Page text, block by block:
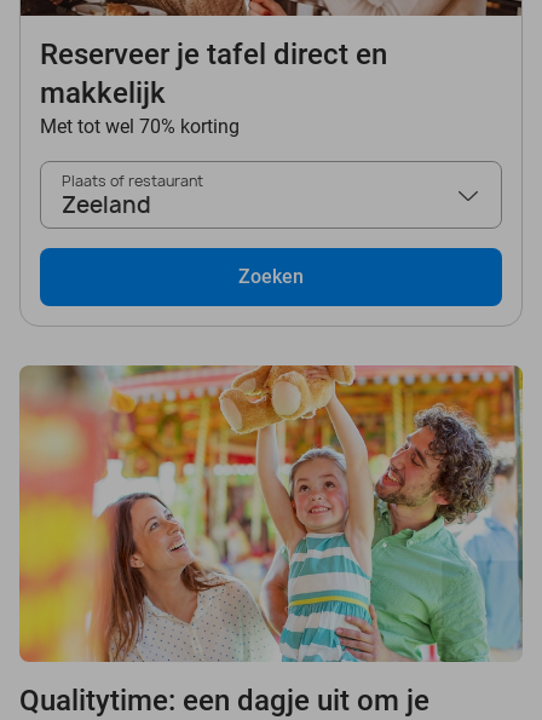
Reserveer je tafel direct en
makkelijk
Met tot wel 70% korting
Plaats of restaurant
Zeeland
Zoeken
Qualitytime: een dagje uit om je